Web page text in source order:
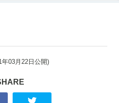
年03月22日 公開)